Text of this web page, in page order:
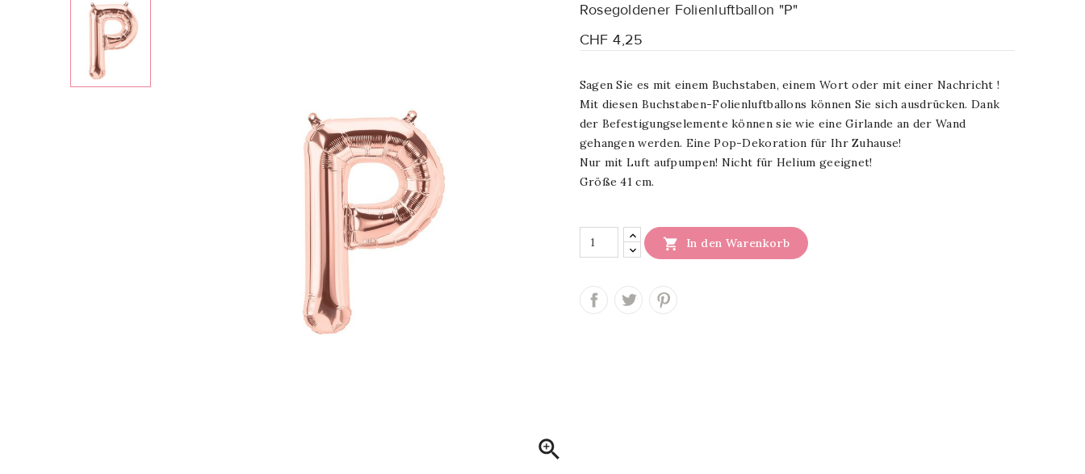

Rosegoldener Folienluftballon "P"
CHF 4,25
Sagen Sie es mit einem Buchstaben, einem Wort oder mit einer Nachricht !
Mit diesen Buchstaben-Folienluftballons können Sie sich ausdrücken. Dank
der Befestigungselemente können sie wie eine Girlande an der Wand
gehangen werden. Eine Pop-Dekoration für Ihr Zuhause!
Nur mit Luft aufpumpen! Nicht für Helium geeignet!
Größe 41 cm.
 In den Warenkorb